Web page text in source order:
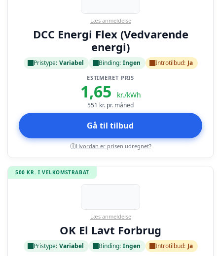
Læs anmeldelse
DCC Energi Flex (Vedvarende
energi)
Pristype: Variabel Binding: Ingen Introtilbud: Ja
ESTIMERET PRIS
1,65 kr./kWh
551 kr. pr. måned
Gå til tilbud
i Hvordan er prisen udregnet?
500 KR. I VELKOMSTRABAT
Læs anmeldelse
OK El Lavt Forbrug
Pristype: Variabel Binding: Ingen Introtilbud: Ja